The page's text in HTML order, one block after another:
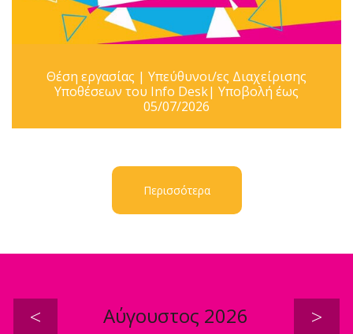
Θέση εργασίας | Υπεύθυνοι/ες Διαχείρισης
Υποθέσεων του Info Desk| Υποβολή έως
05/07/2026
Περισσότερα
< Αύγουστος 2026 >